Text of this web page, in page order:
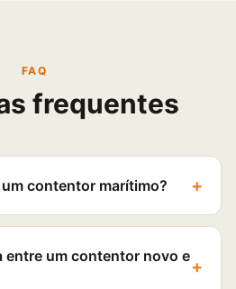
FAQ
frequentes
contentor marítimo? +
entre um contentor novo e+